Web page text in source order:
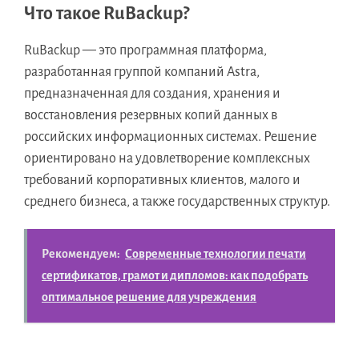
Что такое RuBackup?
RuBackup — это программная платформа,
разработанная группой компаний Astra,
предназначенная для создания, хранения и
восстановления резервных копий данных в
российских информационных системах. Решение
ориентировано на удовлетворение комплексных
требований корпоративных клиентов, малого и
среднего бизнеса, а также государственных структур.
Рекомендуем: Современные технологии печати
сертификатов, грамот и дипломов: как подобрать
оптимальное решение для учреждения